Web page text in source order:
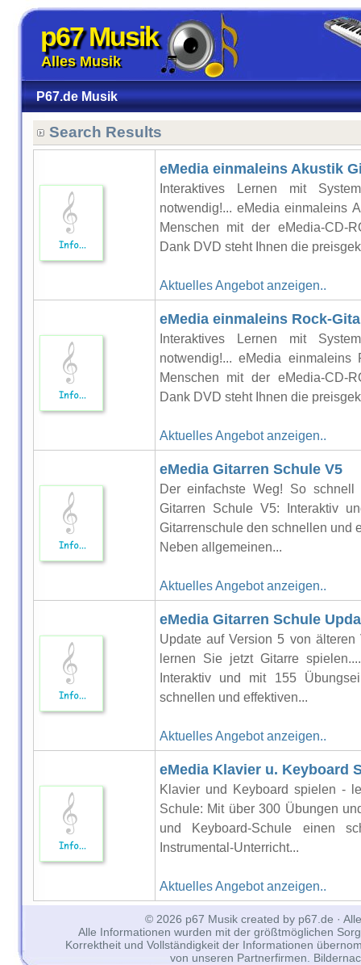
p67 Musik
Alles Musik
P67.de Musik
Search Results
eMedia einmaleins Akustik
Interaktives Lernen mit
notwendig!... eMedia einmaleins
Menschen mit der eMedia-CD-
Dank DVD steht Ihnen die
Aktuelles Angebot anzeigen..
eMedia einmaleins Rock-
Interaktives Lernen mit
notwendig!... eMedia
Menschen mit der eMedia-CD-
Dank DVD steht Ihnen die
Aktuelles Angebot anzeigen..
eMedia Gitarren Schule V5
Der einfachste Weg! So
Gitarren Schule V5: Interaktiv
Gitarrenschule den schnellen und
Neben allgemeinen...
Aktuelles Angebot anzeigen..
eMedia Gitarren Schule
Update auf Version 5 von
lernen Sie jetzt Gitarre
Interaktiv und mit 155
schnellen und effektiven...
Aktuelles Angebot anzeigen..
eMedia Klavier u. Keyboard
Klavier und Keyboard spielen -
Schule: Mit über 300 Übungen
und Keyboard-Schule einen
Instrumental-Unterricht...
Aktuelles Angebot anzeigen..
© 2026 p67 Musik created by p67.de ·
Alle Informationen wurden mit der größtmöglichen
Korrektheit und Vollständigkeit der Informationen
von unseren Partnerfirmen.